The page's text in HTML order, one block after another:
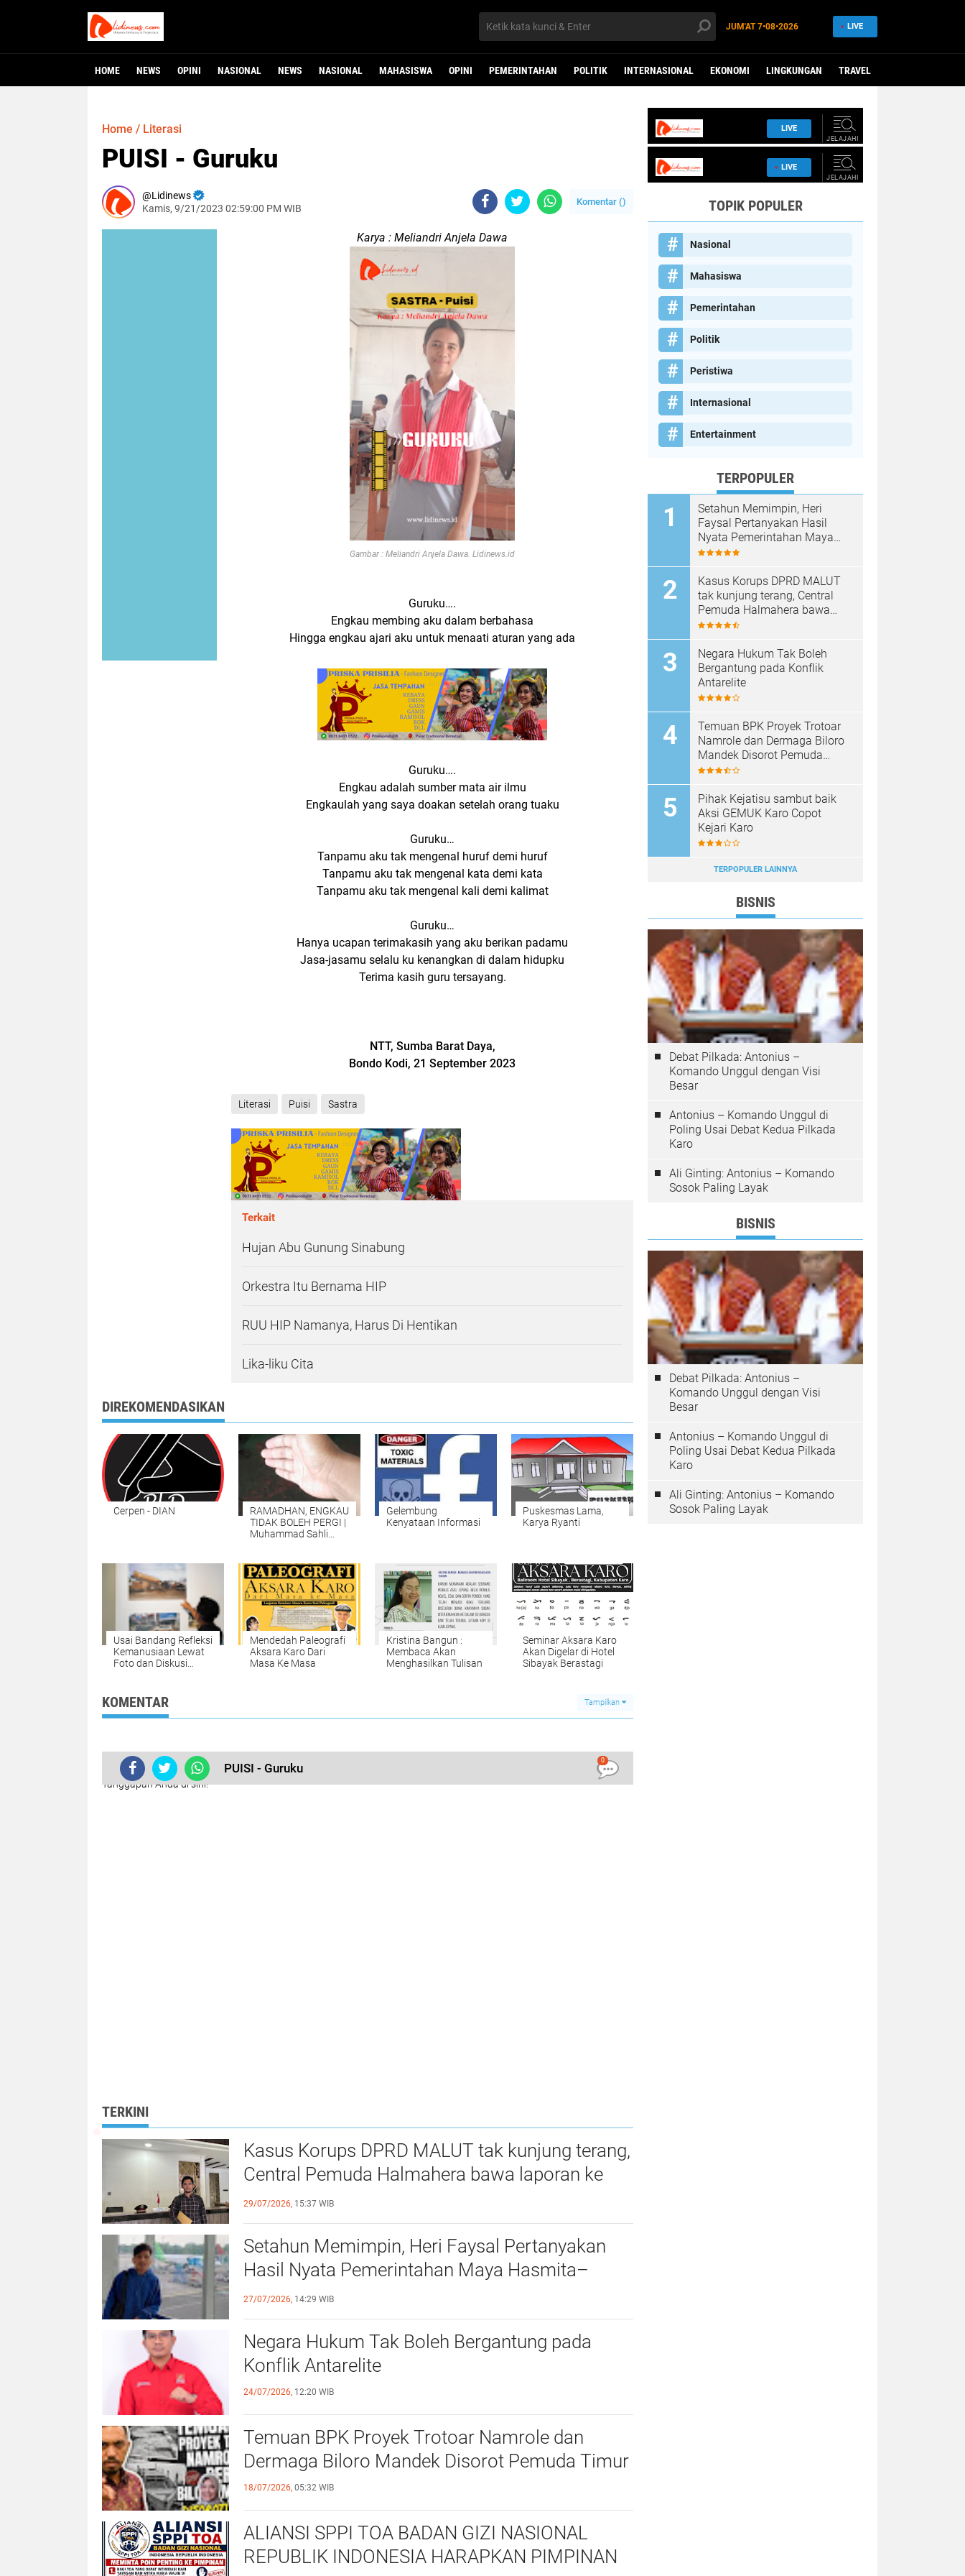
JUM'AT7•08•2026 LIVE
HOME NEWS OPINI NASIONAL NEWS NASIONAL MAHASISWA OPINI PEMERINTAHAN POLITIK INTERNASIONAL EKONOMI LINGKUNGAN TRAVEL
Home / Literasi
PUISI - Guruku
Lidinews
Kamis, 9/21/2023 02:59:00 PM WIB
Komentar ()
Karya : Meliandri Anjela Dawa
Gambar : Meliandri Anjela Dawa. Lidinews.id
Guruku….
Engkau membing aku dalam berbahasa
Hingga engkau ajari aku untuk menaati aturan yang ada
Guruku….
Engkau adalah sumber mata air ilmu
Engkaulah yang saya doakan setelah orang tuaku
Guruku…
Tanpamu aku tak mengenal huruf demi huruf
Tanpamu aku tak mengenal kata demi kata
Tanpamu aku tak mengenal kali demi kalimat
Guruku…
Hanya ucapan terimakasih yang aku berikan padamu
Jasa-jasamu selalu ku kenangkan di dalam hidupku
Terima kasih guru tersayang.
NTT, Sumba Barat Daya,
Bondo Kodi, 21 September 2023
Literasi Puisi Sastra
Terkait
Hujan Abu Gunung Sinabung
Orkestra Itu Bernama HIP
RUU HIP Namanya, Harus Di Hentikan
Lika-liku Cita
DIREKOMENDASIKAN
Cerpen - DIAN
RAMADHAN, ENGKAU
TIDAK BOLEH PERGI |
Muhammad Sahli
Gelembung
Kenyataan Informasi
Puskesmas Lama,
Karya Ryanti
Usai Bandang Refleksi
Kemanusiaan Lewat
Foto dan Diskusi
Mendedah Paleografi
Aksara Karo Dari
Masa Ke Masa
Kristina Bangun :
Membaca Akan
Menghasilkan Tulisan
Seminar Aksara Karo
Akan Digelar di Hotel
Sibayak Berastagi
KOMENTAR Tampilkan
PUISI - Guruku
0
Tidak ada komentar:
Posting Komentar
Tanggapan Anda di sini!
TERKINI
Kasus Korups DPRD MALUT tak kunjung terang,
Central Pemuda Halmahera bawa laporan ke
Kejagung dan KPK
29/07/2026, 15:37 WIB
Setahun Memimpin, Heri Faysal Pertanyakan
Hasil Nyata Pemerintahan Maya Hasmita–
Jamri
27/07/2026, 14:29 WIB
Negara Hukum Tak Boleh Bergantung pada
Konflik Antarelite
24/07/2026, 12:20 WIB
Temuan BPK Proyek Trotoar Namrole dan
Dermaga Biloro Mandek Disorot Pemuda Timur
18/07/2026, 05:32 WIB
ALIANSI SPPI TOA BADAN GIZI NASIONAL
REPUBLIK INDONESIA HARAPKAN PIMPINAN
TOPIK POPULER
Nasional
Mahasiswa
Pemerintahan
Politik
Peristiwa
Internasional
Entertainment
TERPOPULER
Setahun Memimpin, Heri
Faysal Pertanyakan Hasil
Nyata Pemerintahan Maya
Hasmita–Jamri
Kasus Korups DPRD MALUT
tak kunjung terang, Central
Pemuda Halmahera bawa
laporan ke Kejagung dan KPK
Negara Hukum Tak Boleh
Bergantung pada Konflik
Antarelite
Temuan BPK Proyek Trotoar
Namrole dan Dermaga Biloro
Mandek Disorot Pemuda
Timur
Pihak Kejatisu sambut baik
Aksi GEMUK Karo Copot
Kejari Karo
TERPOPULER LAINNYA
BISNIS
Debat Pilkada: Antonius –
Komando Unggul dengan Visi
Besar
Antonius – Komando Unggul di
Poling Usai Debat Kedua Pilkada
Karo
Ali Ginting: Antonius – Komando
Sosok Paling Layak
BISNIS
Debat Pilkada: Antonius –
Komando Unggul dengan Visi
Besar
Antonius – Komando Unggul di
Poling Usai Debat Kedua Pilkada
Karo
Ali Ginting: Antonius – Komando
Sosok Paling Layak